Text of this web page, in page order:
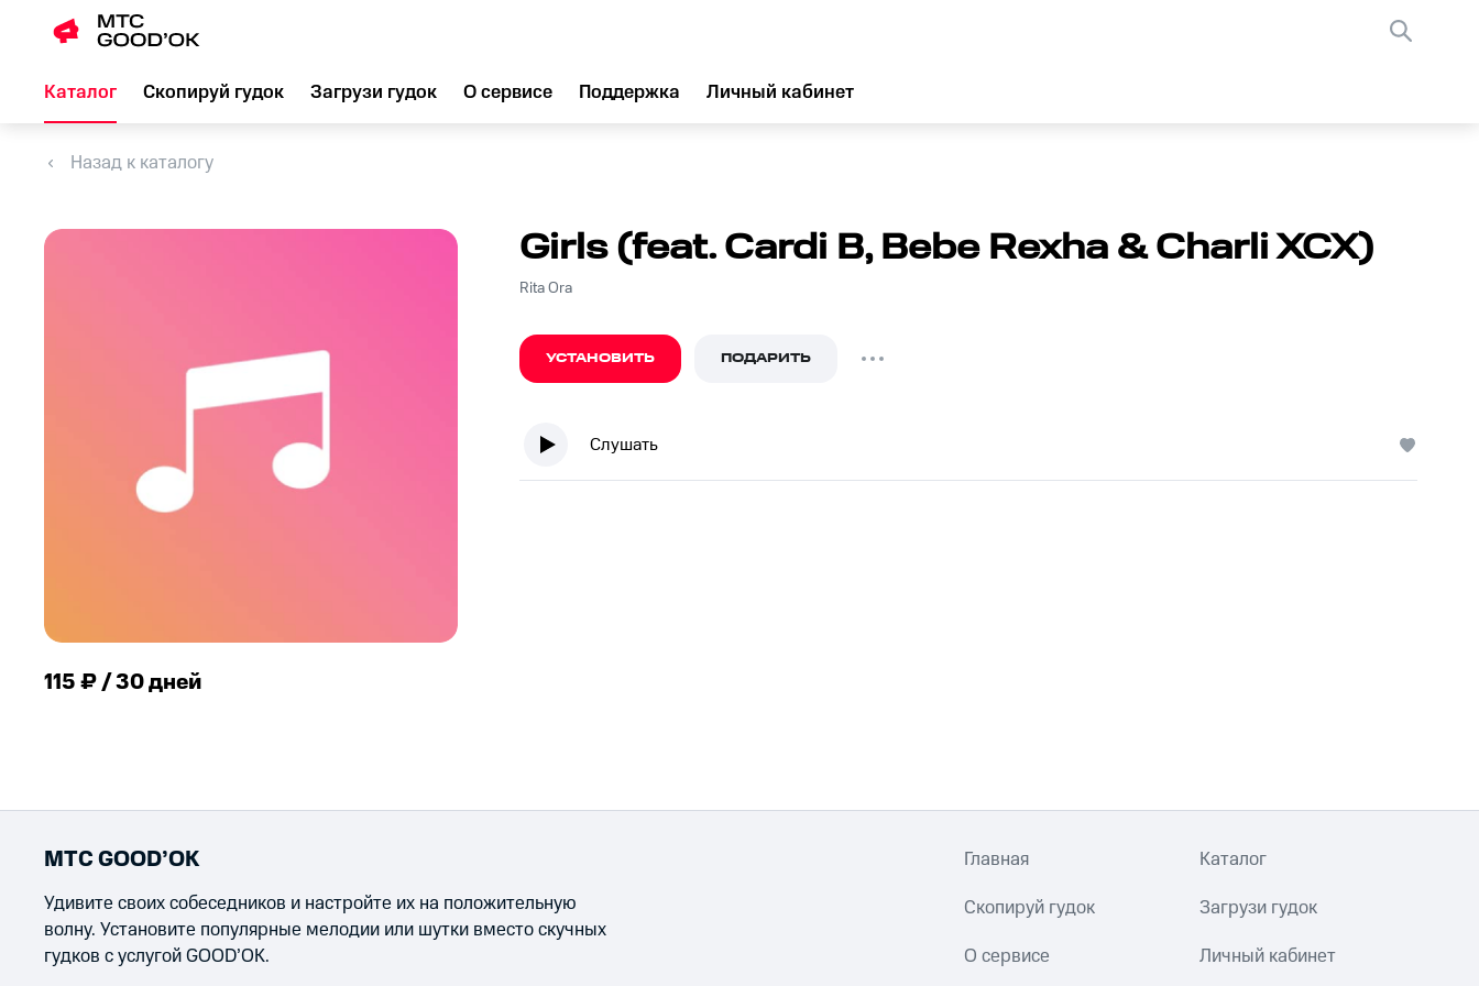
Каталог Скопируй гудок Загрузи гудок О сервисе Поддержка Личный кабинет
Назад к каталогу
115 ₽ / 30 дней
Girls (feat. Cardi B, Bebe Rexha & Charli XCX)
Rita Ora
УСТАНОВИТЬ ПОДАРИТЬ
Слушать
МТС GOOD’OK
Удивите своих собеседников и настройте их на положительную
волну. Установите популярные мелодии или шутки вместо скучных
гудков с услугой GOOD’OK.
Главная Каталог
Скопируй гудок Загрузи гудок
О сервисе Личный кабинет